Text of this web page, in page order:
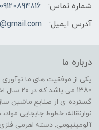
شماره تماس:
09120894816
آدرس ایمیل:
درباره ما
یکی از موفقیت های ما نوآوری
1380 می
گسترده ای از صنایع ماشین
نوارنقاله، خطوط جابجایی
آلومینیومی, دسته اهرمی